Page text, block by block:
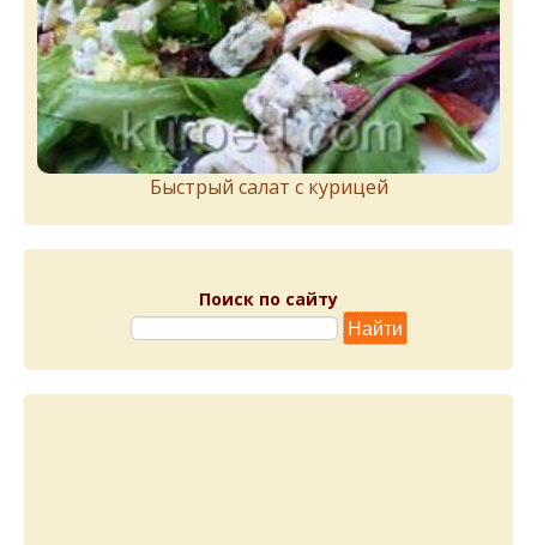
Быстрый салат с курицей
Поиск по сайту